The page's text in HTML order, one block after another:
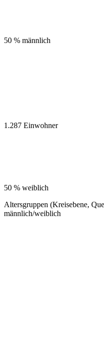
50 % männlich
1.287 Einwohner
50 % weiblich
Altersgruppen (Kreisebene,
männlich/weiblich